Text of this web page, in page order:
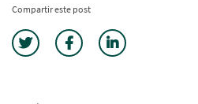
Compartir este post